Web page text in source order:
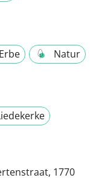
Natur
1770